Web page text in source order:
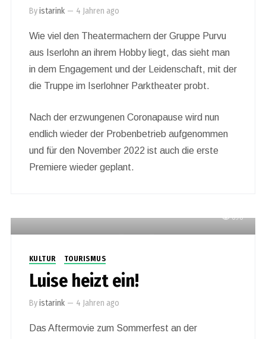
Byistarink — 4 Jahren ago
Wie viel den Theatermachern der Gruppe Purvu
aus Iserlohn an ihrem Hobby liegt, das sieht man
in dem Engagement und der Leidenschaft, mit der
die Truppe im Iserlohner Parktheater probt.
Nach der erzwungenen Coronapause wird nun
endlich wieder der Probenbetrieb aufgenommen
und für den November 2022 ist auch die erste
Premiere wieder geplant.
696
KULTUR TOURISMUS
Luise heizt ein!
Byistarink — 4 Jahren ago
Das Aftermovie zum Sommerfest an der